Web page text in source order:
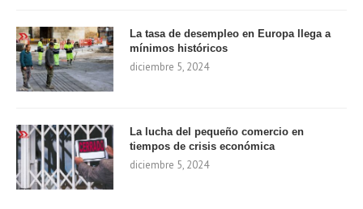
La tasa de desempleo en Europa llega a
mínimos históricos
diciembre 5, 2024
La lucha del pequeño comercio en
tiempos de crisis económica
diciembre 5, 2024